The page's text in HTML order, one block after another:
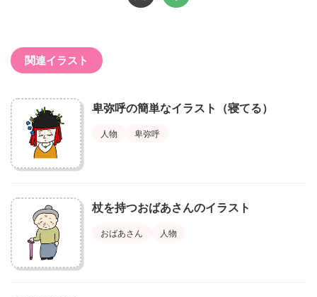
関連イラスト
卑弥呼の簡単なイラスト（寝てる）
人物 卑弥呼
杖を持つおばあさんのイラスト
おばあさん 人物